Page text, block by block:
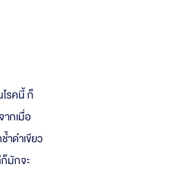
รคนี้ ก็
กเมื่อ
ดำเขียว
มักจะ